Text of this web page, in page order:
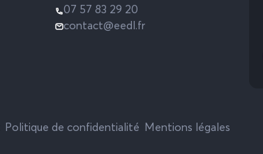
07 57 83 29 20
contact@eedl.fr
Politique de confidentialité Mentions légales